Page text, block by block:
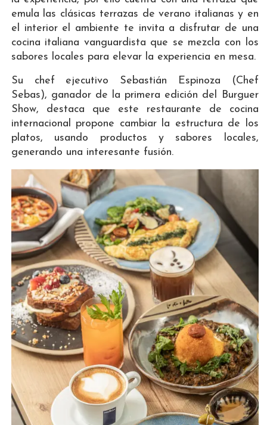
emula las clásicas terrazas de verano italianas y en
el interior el ambiente te invita a disfrutar de una
cocina italiana vanguardista que se mezcla con los
sabores locales para elevar la experiencia en mesa.
Su chef ejecutivo Sebastián Espinoza (Chef
Sebas), ganador de la primera edición del Burguer
Show, destaca que este restaurante de cocina
internacional propone cambiar la estructura de los
platos, usando productos y sabores locales,
generando una interesante fusión.